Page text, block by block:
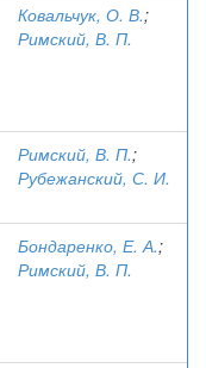
Ковальчук, О. В.;
Римский, В. П.
Римский, В. П.;
Рубежанский, С. И.
Бондаренко, Е. А.;
Римский, В. П.